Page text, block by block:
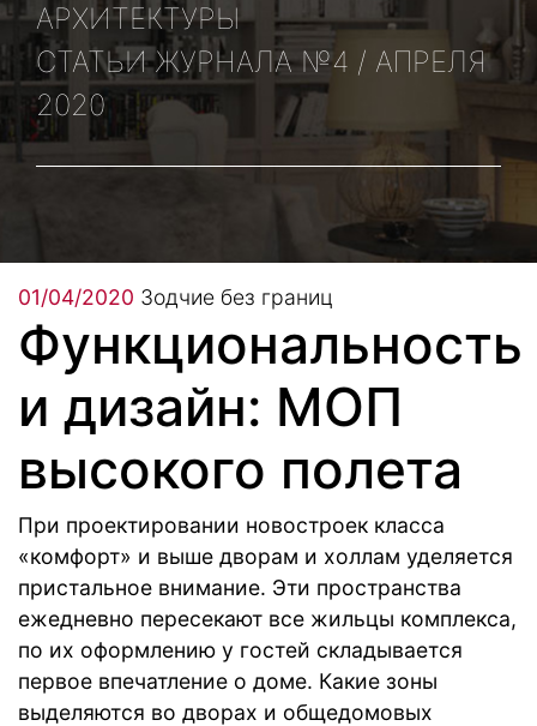
АРХИТЕКТУРЫ
СТАТЬИ ЖУРНАЛА №4 / АПРЕЛЯ
2020
01/04/2020 Зодчие без границ
Функциональность
и дизайн: МОП
высокого полета
При проектировании новостроек класса
«комфорт» и выше дворам и холлам уделяется
пристальное внимание. Эти пространства
ежедневно пересекают все жильцы комплекса,
по их оформлению у гостей складывается
первое впечатление о доме. Какие зоны
выделяются во дворах и общедомовых